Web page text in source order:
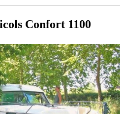
Confort 1100